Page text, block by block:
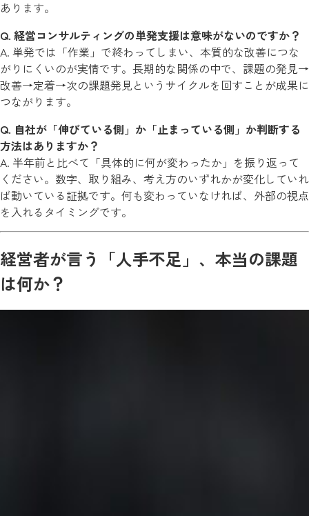
あります。
Q. 経営コンサルティングの単発支援は意味がないのですか？
A. 単発では「作業」で終わってしまい、本質的な改善につな
がりにくいのが実情です。長期的な関係の中で、課題の発見→
改善→定着→次の課題発見というサイクルを回すことが成果に
つながります。
Q. 自社が「伸びている側」か「止まっている側」か判断する
方法はありますか？
A. 半年前と比べて「具体的に何が変わったか」を振り返って
ください。数字、取り組み、考え方のいずれかが変化していれ
ば動いている証拠です。何も変わっていなければ、外部の視点
を入れるタイミングです。
経営者が言う「人手不足」、本当の課題
は何か？